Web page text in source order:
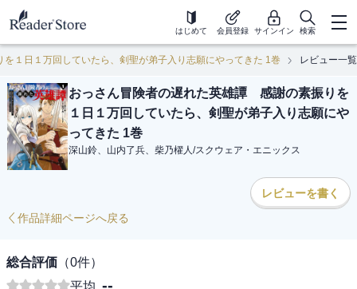
はじめて 会員登録 サインイン 検索
１日１万回していたら、剣聖が弟子入り志願にやってきた 1巻 レビュー一覧
おっさん冒険者の遅れた英雄譚 感謝の素振りを
１日１万回していたら、剣聖が弟子入り志願にや
ってきた 1巻
深山鈴、山内了兵、柴乃櫂人/スクウェア・エニックス
レビューを書く
作品詳細ページへ戻る
総合評価 （0件）
平均 --